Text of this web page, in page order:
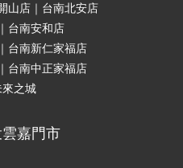
山店｜台南北安店
台南安和店
台南新仁家福店
台南中正家福店
之城
嘉門市